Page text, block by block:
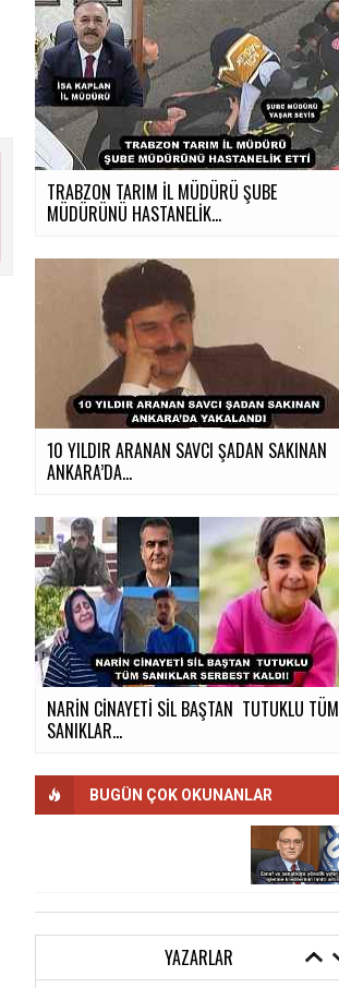
TRABZON TARIM İL MÜDÜRÜ ŞUBE
MÜDÜRÜNÜ HASTANELİK...
10 YILDIR ARANAN SAVCI ŞADAN SAKINAN
ANKARA’DA...
NARİN CİNAYETİ SİL BAŞTAN TUTUKLU TÜM
SANIKLAR...
BUGÜN ÇOK OKUNANLAR
YAZARLAR